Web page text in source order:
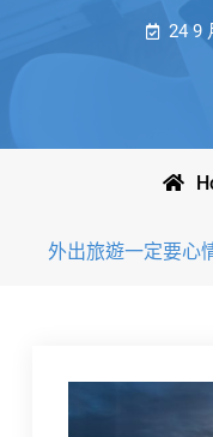
24 9
外出旅遊一定要心